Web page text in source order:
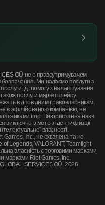
OÜ не є правоутримувачем
Ми надаємо послуги з
послуги, допомогу з налаштування
послуги маркетплейсу.
відповідним правовласникам.
є афілійованою компанією, не
ігор. Використання назв
виключно з метою ідентифікації
власності.
Games, Inc., не схвалена та не
of Legends, VALORANT, Teamfight
власність є торговими марками
марками Riot Games, Inc.
SERVICES OÜ. 2026